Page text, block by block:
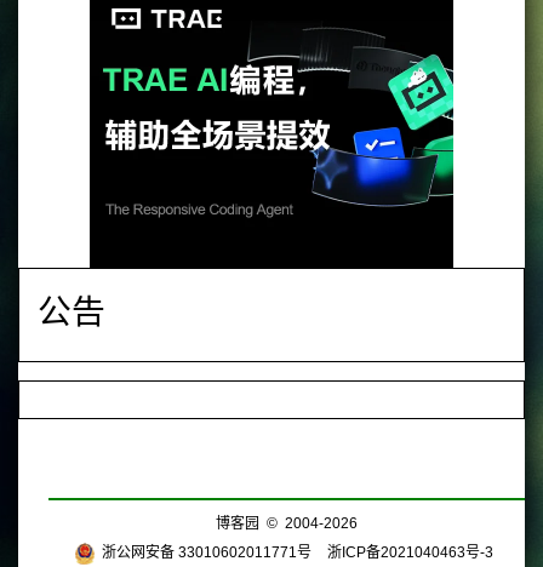
公告
博客园 © 2004-2026
浙公网安备 33010602011771号
浙ICP备2021040463号-3